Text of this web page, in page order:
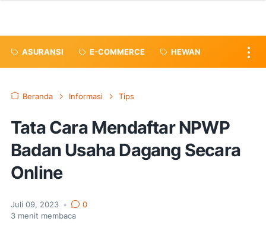
ASURANSI E-COMMERCE HEWAN
Beranda Informasi Tips
Tata Cara Mendaftar NPWP
Badan Usaha Dagang Secara
Online
Juli 09, 2023 •
0
3 menit membaca